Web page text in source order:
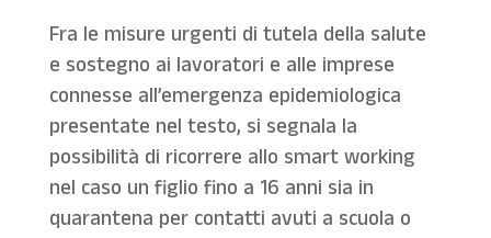
Fra le misure urgenti di tutela della salute
e sostegno ai lavoratori e alle imprese
connesse all’emergenza epidemiologica
presentate nel testo, si segnala la
possibilità di ricorrere allo smart working
nel caso un figlio fino a 16 anni sia in
quarantena per contatti avuti a scuola o